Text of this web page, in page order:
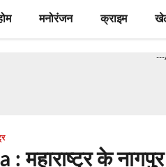
मनोरंजन क्राइम
---
महाराष्ट्र के नागपुर